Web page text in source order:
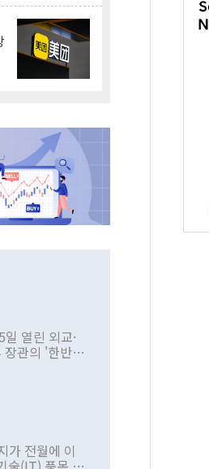
열린 외교·
장관의 '한반도
하겠다고 공
동안 정 장
대통령과 유
이다. 정 장
가 전월에 이